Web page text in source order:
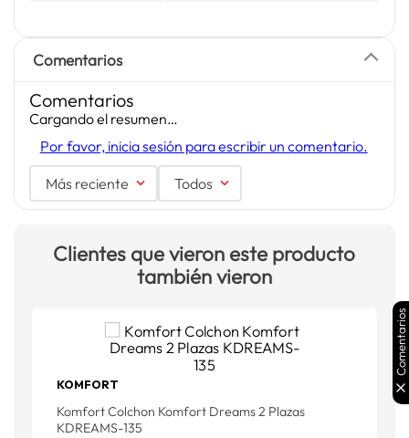
Comentarios
Comentarios
Cargando el resumen…
Por favor, inicia sesión para escribir un comentario.
Más reciente Todos
Clientes que vieron este producto
también vieron
KOMFORT
Komfort Colchon Komfort Dreams 2 Plazas
KDREAMS-135
Comentarios